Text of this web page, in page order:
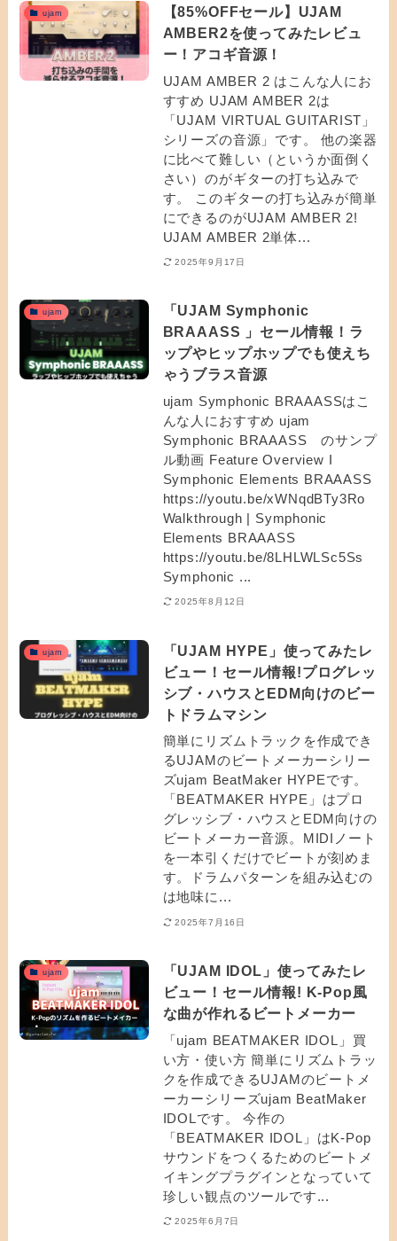
ujam
【85%OFFセール】UJAM
AMBER2を使ってみたレビュ
ー！アコギ音源！
UJAM AMBER 2 はこんな人にお
すすめ UJAM AMBER 2は
「UJAM VIRTUAL GUITARIST」
シリーズの音源」です。 他の楽器
に比べて難しい（というか面倒く
さい）のがギターの打ち込みで
す。 このギターの打ち込みが簡単
にできるのがUJAM AMBER 2!
UJAM AMBER 2単体...
2025年9月17日
ujam
「UJAM Symphonic
BRAAASS 」セール情報！ラ
ップやヒップホップでも使えち
ゃうブラス音源
ujam Symphonic BRAAASSはこ
んな人におすすめ ujam
Symphonic BRAAASS のサンプ
ル動画 Feature Overview I
Symphonic Elements BRAAASS
https://youtu.be/xWNqdBTy3Ro
Walkthrough | Symphonic
Elements BRAAASS
https://youtu.be/8LHLWLSc5Ss
Symphonic ...
2025年8月12日
ujam
「UJAM HYPE」使ってみたレ
ビュー！セール情報!プログレッ
シブ・ハウスとEDM向けのビー
トドラムマシン
簡単にリズムトラックを作成でき
るUJAMのビートメーカーシリー
ズujam BeatMaker HYPEです。
「BEATMAKER HYPE」はプロ
グレッシブ・ハウスとEDM向けの
ビートメーカー音源。MIDIノート
を一本引くだけでビートが刻めま
す。ドラムパターンを組み込むの
は地味に...
2025年7月16日
ujam
「UJAM IDOL」使ってみたレ
ビュー！セール情報! K-Pop風
な曲が作れるビートメーカー
「ujam BEATMAKER IDOL」買
い方・使い方 簡単にリズムトラッ
クを作成できるUJAMのビートメ
ーカーシリーズujam BeatMaker
IDOLです。 今作の
「BEATMAKER IDOL」はK-Pop
サウンドをつくるためのビートメ
イキングプラグインとなっていて
珍しい観点のツールです...
2025年6月7日